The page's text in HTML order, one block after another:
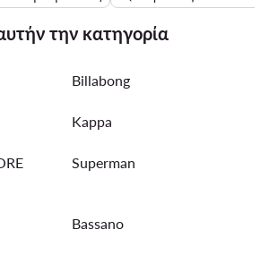
την κατηγορία
Billabong
Kappa
Superman
Bassano